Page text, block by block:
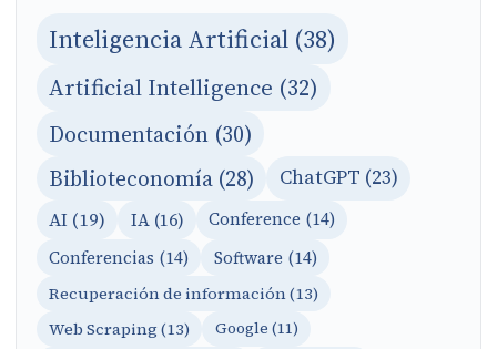
Inteligencia Artificial (38)
Artificial Intelligence (32)
Documentación (30)
Biblioteconomía (28) ChatGPT (23)
AI (19) IA (16)
Conference (14)
Conferencias (14)
Software (14)
Recuperación de información (13)
Web Scraping (13)
Google (11)